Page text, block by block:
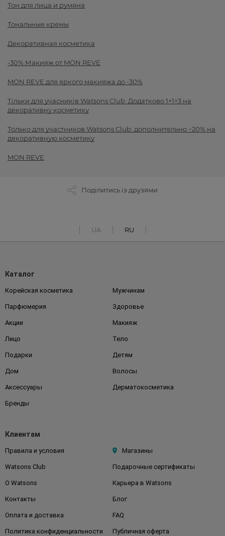
Тон для лица и румяна
Тональные кремы
Декоративная косметика
-30% Макияж от MON REVE
MON REVE для яркого макияжа до -30%
Тільки для учасників Watsons Club: Додатково 1+1=3 на
декоративну косметику
Только для участников Watsons Club: дополнительно −20% на
декоративную косметику
MON REVE
Поділитись із друзями
UA RU
Каталог
Корейская косметика Мужчинам
Парфюмерия Здоровье
Акции Макияж
Лицо Тело
Подарки Детям
Дом Волосы
Аксессуары Дерматокосметика
Бренды
Клиентам
Правила и условия Магазины
Watsons Club Подарочные сертификаты
О Watsons Карьера в Watsons
Контакты Блог
Оплата и доставка FAQ
Политика конфиденциальности Публичная оферта